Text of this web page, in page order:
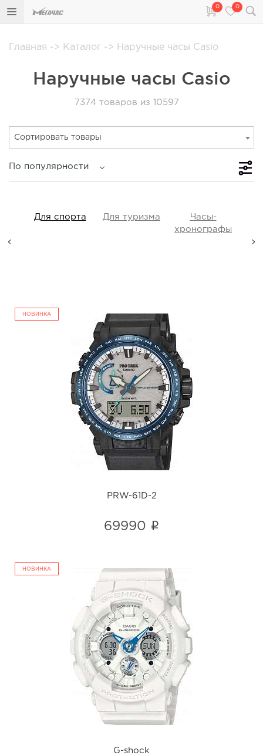
0 0
Главная -> Каталог -> Наручные часы Casio
Наручные часы Casio
7374 товаров из 10597
Сортировать товары
По популярности
Для спорта Для туризма
Часы-
хронографы
НОВИНКА
PRW-61D-2
i
PRW-61D-2
69990 i
НОВИНКА
G-shock
GMA-S120SA-7A2
i
G-shock